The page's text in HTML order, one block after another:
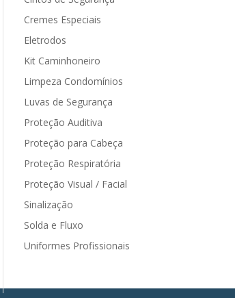
Cremes Especiais
Eletrodos
Kit Caminhoneiro
Limpeza Condomínios
Luvas de Segurança
Proteção Auditiva
Proteção para Cabeça
Proteção Respiratória
Proteção Visual / Facial
Sinalização
Solda e Fluxo
Uniformes Profissionais